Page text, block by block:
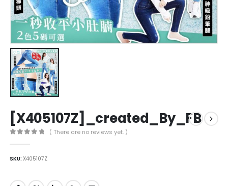
[X405107Z]_created_By_FB
( There are no reviews yet. )
SKU:X405107Z